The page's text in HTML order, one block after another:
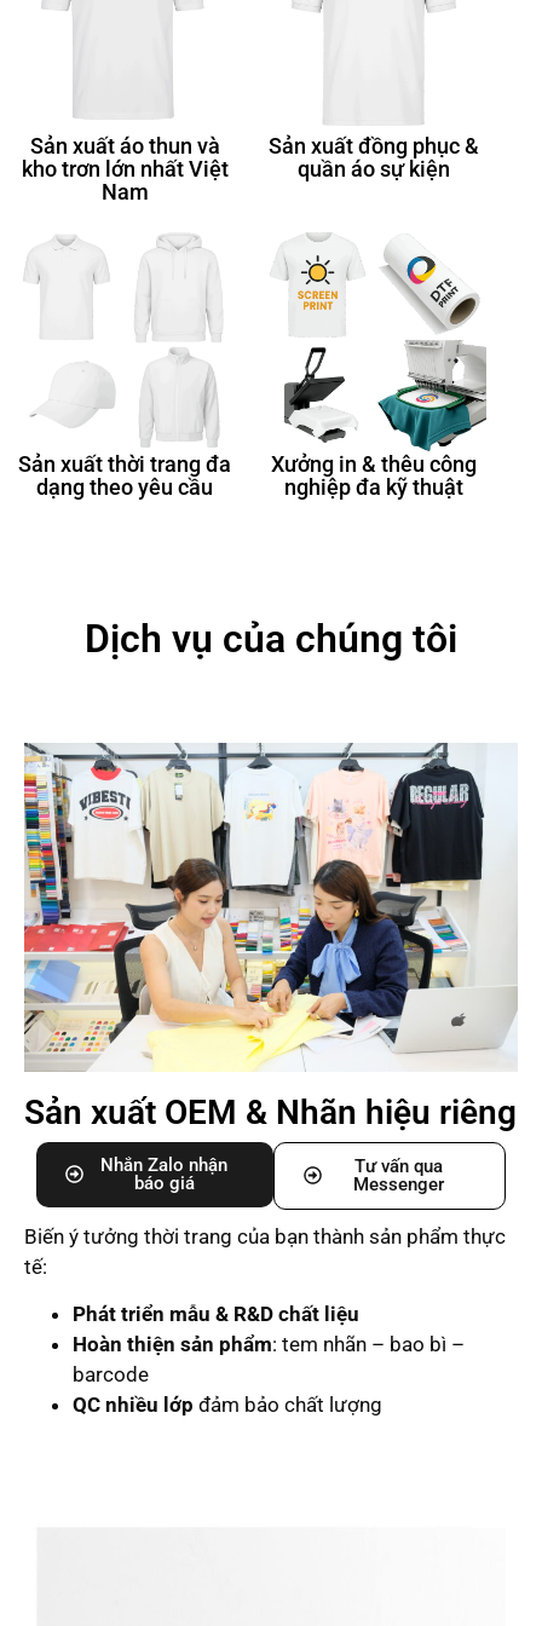
Sản xuất áo thun và
kho trơn lớn nhất Việt
Nam
Sản xuất đồng phục &
quần áo sự kiện
Sản xuất thời trang đa
dạng theo yêu cầu
Xưởng in & thêu công
nghiệp đa kỹ thuật
Dịch vụ của chúng tôi
Sản xuất OEM & Nhãn hiệu riêng
Nhắn Zalo nhận
báo giá
Tư vấn qua
Messenger
Biến ý tưởng thời trang của bạn thành sản phẩm thực
tế:
Phát triển mẫu & R&D chất liệu
Hoàn thiện sản phẩm: tem nhãn – bao bì –
barcode
QC nhiều lớp đảm bảo chất lượng